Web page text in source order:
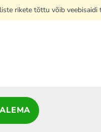
rikete tõttu võib veebisaidi